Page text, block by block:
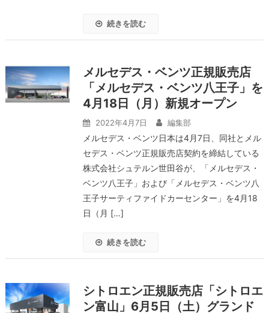
続きを読む
メルセデス・ベンツ正規販売店
「メルセデス・ベンツ八王子」を
4月18日（月）新規オープン
2022年4月7日 編集部
メルセデス・ベンツ日本は4月7日、同社とメル
セデス・ベンツ正規販売店契約を締結している
株式会社シュテルン世田谷が、「メルセデス・
ベンツ八王子」および「メルセデス・ベンツ八
王子サーティファイドカーセンター」を4月18
日（月 […]
続きを読む
シトロエン正規販売店「シトロエ
ン富山」6月5日（土）グランド